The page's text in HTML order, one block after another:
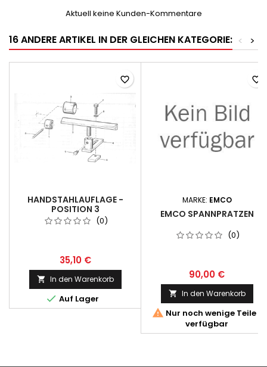
Aktuell keine Kunden-Kommentare
16 ANDERE ARTIKEL IN DER GLEICHEN KATEGORIE: >
<
HANDSTAHLAUFLAGE -
POSITION 3
(0)
35,10 €
 In den Warenkorb
 Auf Lager
favorite_border
MARKE: EMCO
EMCO SPANNPRATZEN
(0)
90,00 €
 In den Warenkorb
 Nur noch wenige Teile
verfügbar
favorite_border